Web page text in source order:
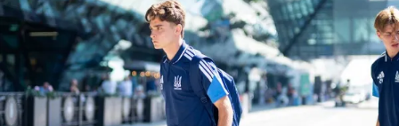
ЧС-2026
ФУТЗАЛ